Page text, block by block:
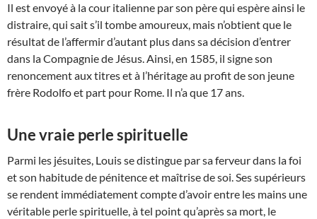
Il est envoyé à la cour italienne par son père qui espère ainsi le
distraire, qui sait s’il tombe amoureux, mais n’obtient que le
résultat de l’affermir d’autant plus dans sa décision d’entrer
dans la Compagnie de Jésus. Ainsi, en 1585, il signe son
renoncement aux titres et à l’héritage au profit de son jeune
frère Rodolfo et part pour Rome. Il n’a que 17 ans.
Une vraie perle spirituelle
Parmi les jésuites, Louis se distingue par sa ferveur dans la foi
et son habitude de pénitence et maîtrise de soi. Ses supérieurs
se rendent immédiatement compte d’avoir entre les mains une
véritable perle spirituelle, à tel point qu’après sa mort, le